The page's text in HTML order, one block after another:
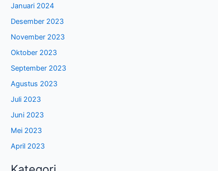
Januari 2024
Desember 2023
November 2023
Oktober 2023
September 2023
Agustus 2023
Juli 2023
Juni 2023
Mei 2023
April 2023